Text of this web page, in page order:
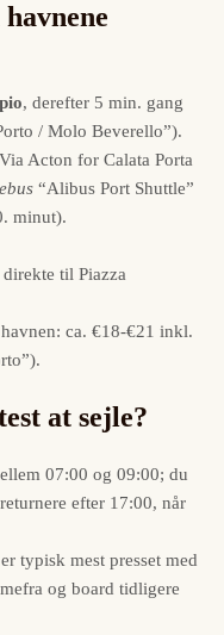
, derefter 5 min. gang
/ Molo Beverello”).
Acton for Calata Porta
“Alibus Port Shuttle”
minut).
til Piazza
ca. €18-€21 inkl.
at sejle?
07:00 og 09:00; du
efter 17:00, når
typisk mest presset med
og board tidligere